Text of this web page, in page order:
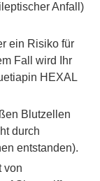
Anfall)
ein Risiko für
Fall wird Ihr
HEXAL
Blutzellen
durch
entstanden).
von